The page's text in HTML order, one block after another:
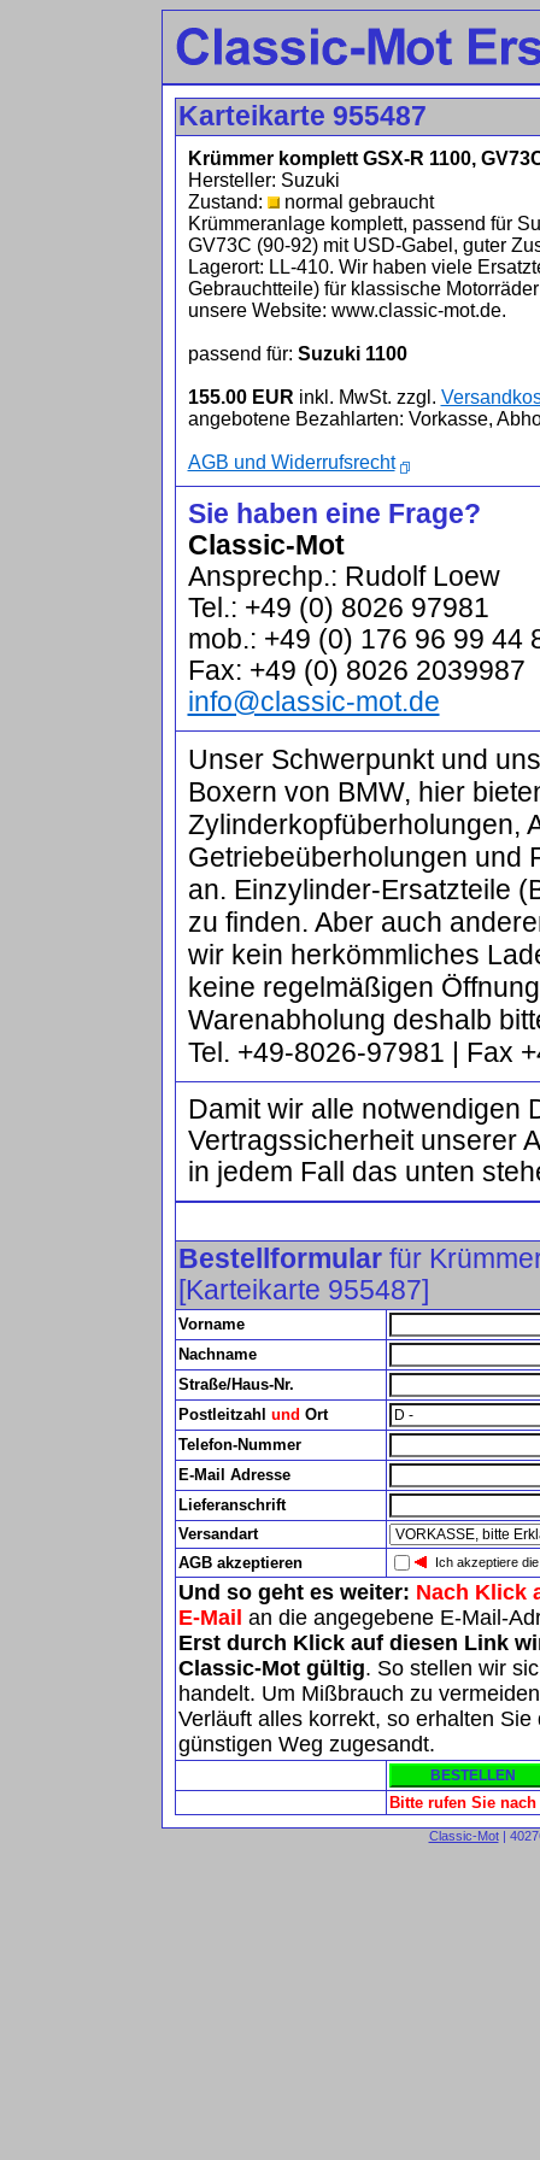
Karteikarte 955487
Krümmer komplett GSX-R 1100,
Hersteller: Suzuki
Zustand:
normal gebraucht
Krümmeranlage komplett, passend für
GV73C (90-92) mit USD-Gabel, guter
Lagerort: LL-410. Wir haben viele
Gebrauchtteile) für klassische
unsere Website: www.classic-mot.de.
passend für: Suzuki 1100
155.00 EUR inkl. MwSt. zzgl.
angebotene Bezahlarten: Vorkasse,
AGB und Widerrufsrecht
Sie haben eine Frage?
Classic-Mot
Ansprechp.: Rudolf Loew
Tel.: +49 (0) 8026 97981
mob.: +49 (0) 176 96 99 44
Fax: +49 (0) 8026 2039987
info@classic-mot.de
Unser Schwerpunkt und
Boxern von BMW, hier
Zylinderkopfüberholungen,
Getriebeüberholungen und
an. Einzylinder-Ersatzteile
zu finden. Aber auch
wir kein herkömmliches
keine regelmäßigen
Warenabholung deshalb
Tel. +49-8026-97981 | Fax
Damit wir alle notwendigen
Vertragssicherheit unserer
in jedem Fall das unten
Bestellformular für
[Karteikarte 955487]
Vorname
Nachname
Straße/Haus-Nr.
Postleitzahl und Ort
Telefon-Nummer
E-Mail Adresse
Lieferanschrift
Versandart
AGB akzeptieren
Ich akzeptiere die
Und so geht es weiter: Nach Klick
E-Mail an die angegebene E-Mail-
Erst durch Klick auf diesen Link
Classic-Mot gültig. So stellen wir
handelt. Um Mißbrauch zu
Verläuft alles korrekt, so erhalten
günstigen Weg zugesandt.
Bitte rufen Sie
Classic-Mot|